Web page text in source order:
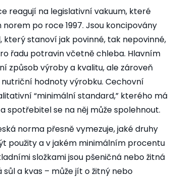
reagují na legislativní vakuum, které
po roce 1997. Jsou koncipovány
stanoví jak povinné, tak nepovinné,
řadu potravin včetně chleba. Hlavním
způsob výroby a kvalitu, ale zároveň
hodnoty výrobku. Cechovní
“minimální standard,” kterého má
spotřebitel se na něj může spolehnout.
norma přesně vymezuje, jaké druhy
použity a v jakém minimálním procentu
složkami jsou pšeničná nebo žitná
a kvas – může jít o žitný nebo